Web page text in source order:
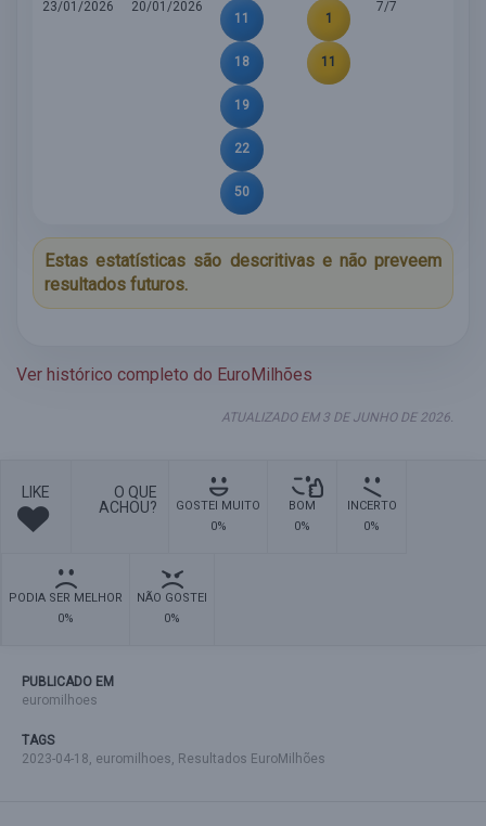
23/01/2026
20/01/2026
11
18
19
22
50
1
11
7/7
Estas estatísticas são descritivas e não preveem
resultados futuros.
Ver histórico completo do EuroMilhões
ATUALIZADO EM 3 DE JUNHO DE 2026.
LIKE
O QUE
ACHOU?
GOSTEI MUITO
0%
BOM
0%
INCERTO
0%
PODIA SER MELHOR
0%
NÃO GOSTEI
0%
PUBLICADO EM
euromilhoes
TAGS
2023-04-18, euromilhoes, Resultados EuroMilhões